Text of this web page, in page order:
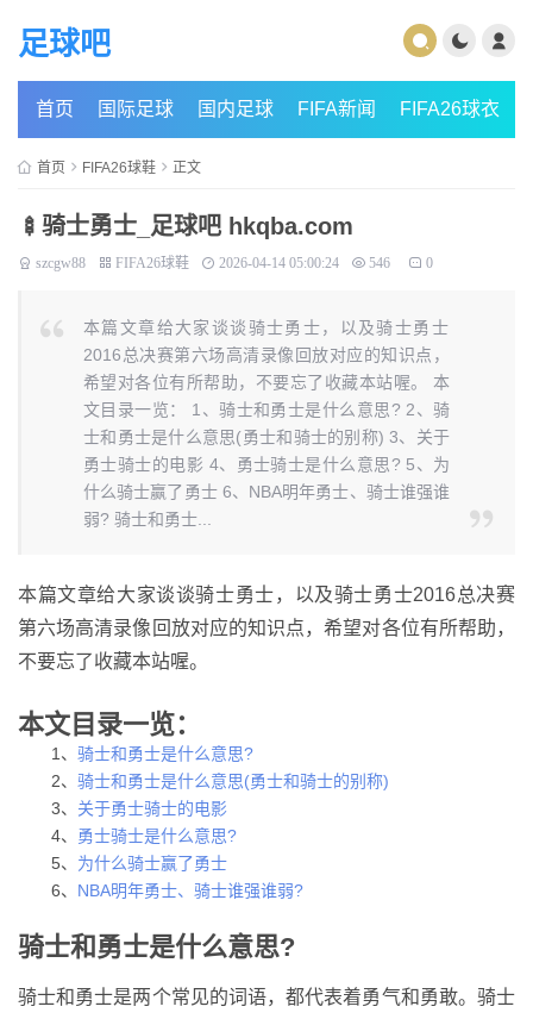
足球吧
首页 国际足球 国内足球 FIFA新闻 FIFA26球衣
首页 FIFA26球鞋 正文
🍢骑士勇士_足球吧 hkqba.com
szcgw88 FIFA26球鞋 2026-04-14 05:00:24 546 0
本篇文章给大家谈谈骑士勇士，以及骑士勇士
2016总决赛第六场高清录像回放对应的知识点，
希望对各位有所帮助，不要忘了收藏本站喔。 本
文目录一览： 1、骑士和勇士是什么意思? 2、骑
士和勇士是什么意思(勇士和骑士的别称) 3、关于
勇士骑士的电影 4、勇士骑士是什么意思? 5、为
什么骑士赢了勇士 6、NBA明年勇士、骑士谁强谁
弱? 骑士和勇士...
本篇文章给大家谈谈骑士勇士，以及骑士勇士2016总决赛
第六场高清录像回放对应的知识点，希望对各位有所帮助，
不要忘了收藏本站喔。
本文目录一览：
1、 骑士和勇士是什么意思?
2、 骑士和勇士是什么意思(勇士和骑士的别称)
3、 关于勇士骑士的电影
4、 勇士骑士是什么意思?
5、 为什么骑士赢了勇士
6、 NBA明年勇士、骑士谁强谁弱?
骑士和勇士是什么意思?
骑士和勇士是两个常见的词语，都代表着勇气和勇敢。骑士